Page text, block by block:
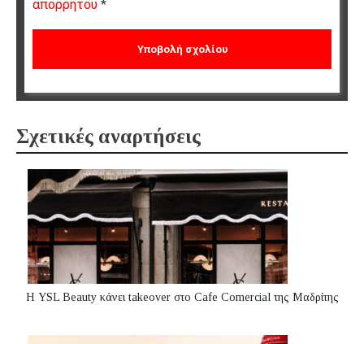
απορρήτου *
Σχετικές αναρτήσεις
Η YSL Beauty κάνει takeover στο Cafe Comercial της Μαδρίτης